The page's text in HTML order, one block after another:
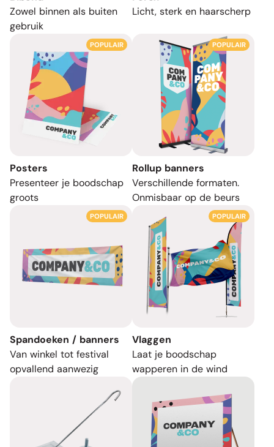
Zowel binnen als buiten
gebruik
Licht, sterk en haarscherp
POPULAIR
Posters
Presenteer je boodschap
groots
POPULAIR
Rollup banners
Verschillende formaten.
Onmisbaar op de beurs
POPULAIR
Spandoeken / banners
Van winkel tot festival
opvallend aanwezig
POPULAIR
Vlaggen
Laat je boodschap
wapperen in de wind